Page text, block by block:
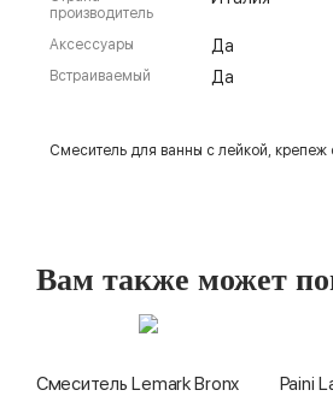
производитель
Аксессуары Да
Встраиваемый Да
Смеситель для ванны с лейкой, крепеж
Вам также может
Смеситель Lemark Bronx
Paini